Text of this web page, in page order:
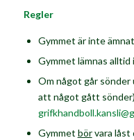
Regler
Gymmet är inte
Gymmet lämnas
Om något går sönder
att något gått
Gymmet börvara låst